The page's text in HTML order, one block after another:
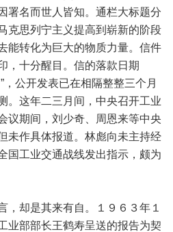
署名而世人皆知。通栏大标题分
克思列宁主义提高到崭新的阶段
能转化为巨大的物质力量。信件
，十分醒目。信的落款日期
，公开发表已在相隔整整三个月
。这年二三月间，中央召开工业
议期间，刘少奇、周恩来等中央
未作具体报道。林彪向未主持经
国工业交通战线发出指示，颇为
却是其来有自。１９６３年１
业部部长王鹤寿呈送的报告为契